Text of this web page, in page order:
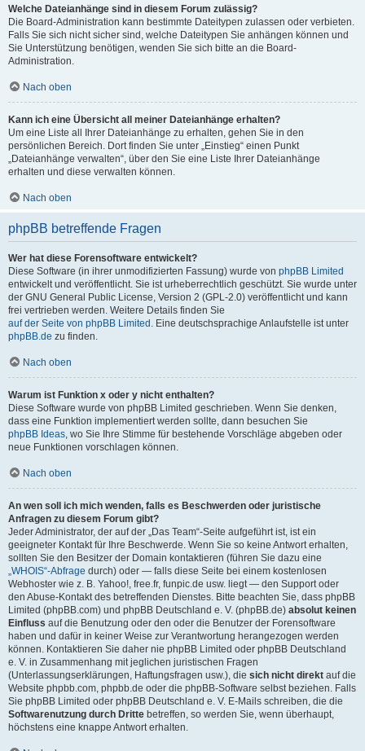
Welche Dateianhänge sind in diesem Forum zulässig?
Die Board-Administration kann bestimmte Dateitypen zulassen oder verbieten.
Falls Sie sich nicht sicher sind, welche Dateitypen Sie anhängen können und
Sie Unterstützung benötigen, wenden Sie sich bitte an die Board-
Administration.
Nach oben
Kann ich eine Übersicht all meiner Dateianhänge erhalten?
Um eine Liste all Ihrer Dateianhänge zu erhalten, gehen Sie in den
persönlichen Bereich. Dort finden Sie unter „Einstieg“ einen Punkt
„Dateianhänge verwalten“, über den Sie eine Liste Ihrer Dateianhänge
erhalten und diese verwalten können.
Nach oben
phpBB betreffende Fragen
Wer hat diese Forensoftware entwickelt?
Diese Software (in ihrer unmodifizierten Fassung) wurde von phpBB Limited
entwickelt und veröffentlicht. Sie ist urheberrechtlich geschützt. Sie wurde unter
der GNU General Public License, Version 2 (GPL-2.0) veröffentlicht und kann
frei vertrieben werden. Weitere Details finden Sie
auf der Seite von phpBB Limited . Eine deutschsprachige Anlaufstelle ist unter
phpBB.de zu finden.
Nach oben
Warum ist Funktion x oder y nicht enthalten?
Diese Software wurde von phpBB Limited geschrieben. Wenn Sie denken,
dass eine Funktion implementiert werden sollte, dann besuchen Sie
phpBB Ideas, wo Sie Ihre Stimme für bestehende Vorschläge abgeben oder
neue Funktionen vorschlagen können.
Nach oben
An wen soll ich mich wenden, falls es Beschwerden oder juristische
Anfragen zu diesem Forum gibt?
Jeder Administrator, der auf der „Das Team“-Seite aufgeführt ist, ist ein
geeigneter Kontakt für Ihre Beschwerde. Wenn Sie so keine Antwort erhalten,
sollten Sie den Besitzer der Domain kontaktieren (führen Sie dazu eine
„WHOIS“-Abfrage durch) oder — falls diese Seite bei einem kostenlosen
Webhoster wie z. B. Yahoo!, free.fr, funpic.de usw. liegt — den Support oder
den Abuse-Kontakt des betreffenden Dienstes. Bitte beachten Sie, dass phpBB
Limited (phpBB.com) und phpBB Deutschland e. V. (phpBB.de) absolut keinen
Einfluss auf die Benutzung oder den oder die Benutzer der Forensoftware
haben und dafür in keiner Weise zur Verantwortung herangezogen werden
können. Kontaktieren Sie daher nie phpBB Limited oder phpBB Deutschland
e. V. in Zusammenhang mit jeglichen juristischen Fragen
(Unterlassungserklärungen, Haftungsfragen usw.), die sich nicht direkt auf die
Website phpbb.com, phpbb.de oder die phpBB-Software selbst beziehen. Falls
Sie phpBB Limited oder phpBB Deutschland e. V. E-Mails schreiben, die die
Softwarenutzung durch Dritte betreffen, so werden Sie, wenn überhaupt,
höchstens eine knappe Antwort erhalten.